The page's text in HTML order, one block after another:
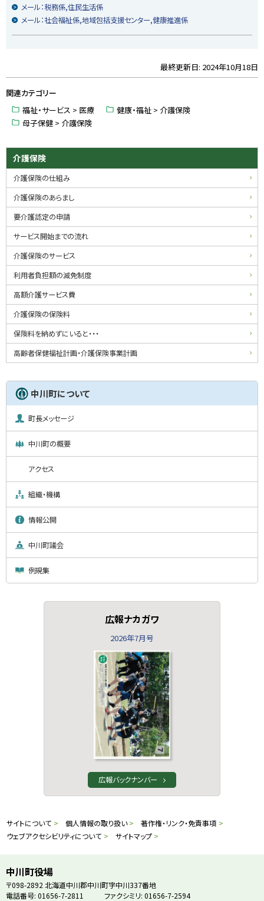
メール：税務係,住民生活係
メール：社会福祉係,地域包括支援センター,健康推進係
ッ
プ
に
戻
最終更新日: 2024年10月18日
関連カテゴリー
福祉・サービス > 医療
健康・福祉 > 介護保険
母子保健 > 介護保険
サ
イ
ド
メ
ニ
ュ
ー
介護保険
介護保険の仕組み
介護保険のあらまし
要介護認定の申請
サービス開始までの流れ
介護保険のサービス
利用者負担額の減免制度
高額介護サービス費
介護保険の保険料
保険料を納めずにいると・・・
高齢者保健福祉計画・介護保険事業計画
中川町について
町長メッセージ
中川町の概要
アクセス
組織・機構
情報公開
中川町議会
例規集
広報ナカガワ
2026年7月号
広報バックナンバー
文
る
メ
サ
ト
サイトについて 個人情報の取り扱い
著作権・リンク・免責事項
ウェブアクセシビリティについて
サイトマップ
中川町役場
〒098-2892 北海道中川郡中川町字中川337番地
電話番号: 01656-7-2811
ファクシミリ: 01656-7-2594